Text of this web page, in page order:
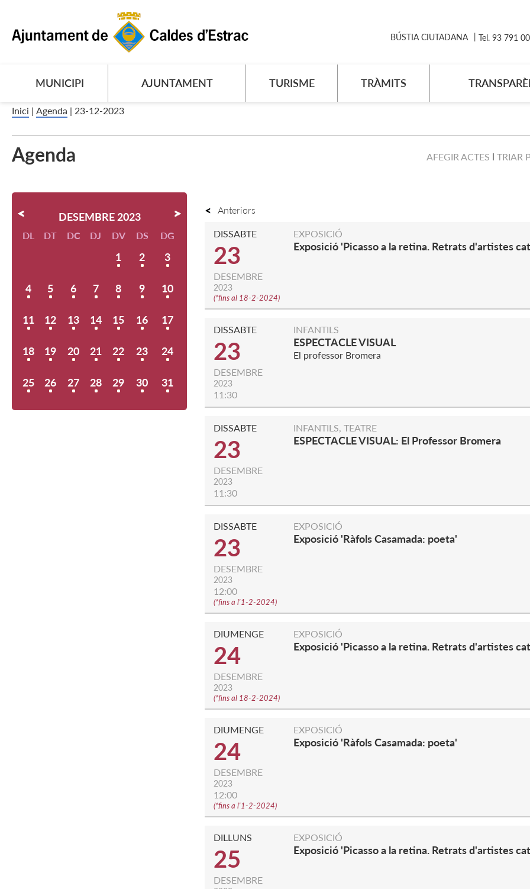
MUNICIPI AJUNTAMENT TURISME TRÀMITS
BÚSTIA CIUTADANA Tel. 93 791
Inici | Agenda | 23-12-2023
Agenda AFEGIR ACTES TRIAR
DESEMBRE 2023
DL DT DC DJ DV DS DG
1 2 3
4 5 6 7 8 9 10
11 12 13 14 15 16 17
18 19 20 21 22 23 24
25 26 27 28 29 30 31
Anteriors
DISSABTE
23
DESEMBRE
2023
(*fins al 18-2-2024)
EXPOSICIÓ
Exposició 'Picasso a la retina. Retrats d'artistes
DISSABTE
23
DESEMBRE
2023
11:30
INFANTILS
ESPECTACLE VISUAL
El professor Bromera
DISSABTE
23
DESEMBRE
2023
11:30
INFANTILS, TEATRE
ESPECTACLE VISUAL: El Professor Bromera
DISSABTE
23
DESEMBRE
2023
12:00
(*fins a l'1-2-2024)
EXPOSICIÓ
Exposició 'Ràfols Casamada: poeta'
DIUMENGE
24
DESEMBRE
2023
(*fins al 18-2-2024)
EXPOSICIÓ
Exposició 'Picasso a la retina. Retrats d'artistes
DIUMENGE
24
DESEMBRE
2023
12:00
(*fins a l'1-2-2024)
EXPOSICIÓ
Exposició 'Ràfols Casamada: poeta'
DILLUNS
25
DESEMBRE
EXPOSICIÓ
Exposició 'Picasso a la retina. Retrats d'artistes